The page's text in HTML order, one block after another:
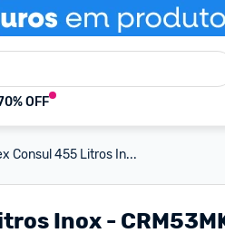
OFF
Consul 455 Litros In...
Inox -